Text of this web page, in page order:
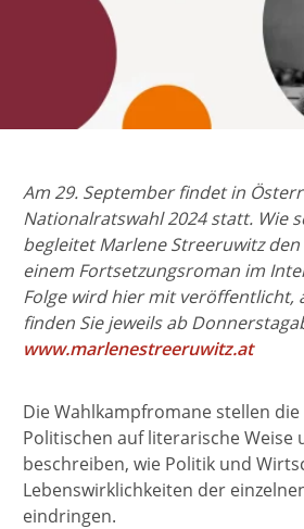
Am 29. September findet in
Nationalratswahl 2024 statt. Wie
begleitet Marlene Streeruwitz
einem Fortsetzungsroman im
Folge wird hier mit veröffentlicht,
finden Sie jeweils ab
www.marlenestreeruwitz.at
Die Wahlkampfromane stellen die
Politischen auf literarische Weise
beschreiben, wie Politik und
Lebenswirklichkeiten der
eindringen.